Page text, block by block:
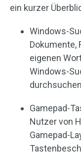
ein kurzer
Windows-
Dokumente,
eigenen
Windows-
Gamepad-
Nutzer von
Gamepad-